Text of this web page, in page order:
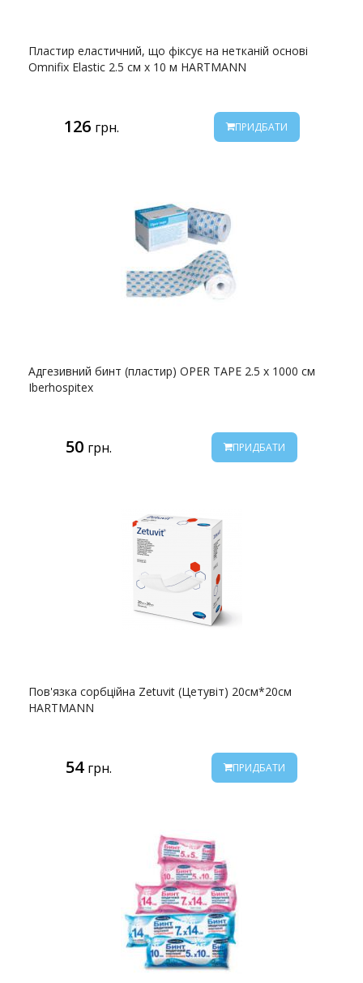
Пластир еластичний, що фіксує на нетканій основі
Omnifix Elastic 2.5 см х 10 м HARTMANN
126 грн. ПРИДБАТИ
Адгезивний бинт (пластир) OPER TAPE 2.5 x 1000 см
Iberhospitex
50 грн. ПРИДБАТИ
Пов'язка сорбційна Zetuvit (Цетувіт) 20см*20см
HARTMANN
54 грн. ПРИДБАТИ